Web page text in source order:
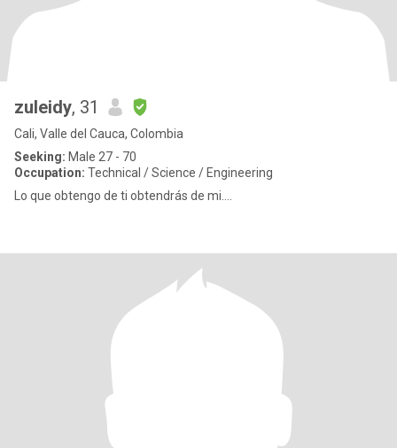
zuleidy, 31
Cali, Valle del Cauca, Colombia
Seeking: Male 27 - 70
Occupation: Technical / Science / Engineering
Lo que obtengo de ti obtendrás de mi....